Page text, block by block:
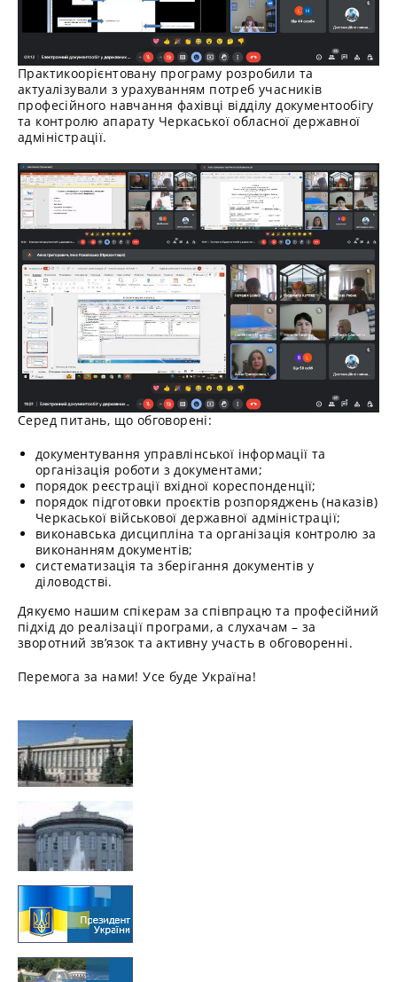
Практикоорієнтовану програму розробили та
актуалізували з урахуванням потреб учасників
професійного навчання фахівці відділу документообігу
та контролю апарату Черкаської обласної державної
адміністрації.
Серед питань, що обговорені:
документування управлінської інформації та
організація роботи з документами;
порядок реєстрації вхідної кореспонденції;
порядок підготовки проєктів розпоряджень (наказів)
Черкаської військової державної адміністрації;
виконавська дисципліна та організація контролю за
виконанням документів;
систематизація та зберігання документів у
діловодстві.
Дякуємо нашим спікерам за співпрацю та професійний
підхід до реалізації програми, а слухачам – за
зворотний зв’язок та активну участь в обговоренні.
Перемога за нами! Усе буде Україна!